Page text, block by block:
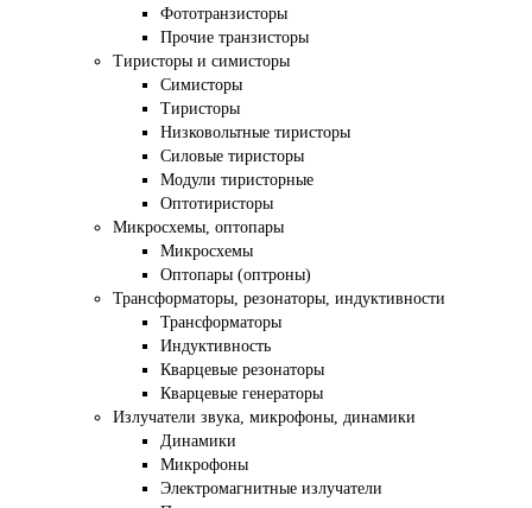
Фототранзисторы
Прочие транзисторы
Тиристоры и симисторы
Симисторы
Тиристоры
Низковольтные тиристоры
Силовые тиристоры
Модули тиристорные
Оптотиристоры
Микросхемы, оптопары
Микросхемы
Оптопары (оптроны)
Трансформаторы, резонаторы, индуктивности
Трансформаторы
Индуктивность
Кварцевые резонаторы
Кварцевые генераторы
Излучатели звука, микрофоны, динамики
Динамики
Микрофоны
Электромагнитные излучатели